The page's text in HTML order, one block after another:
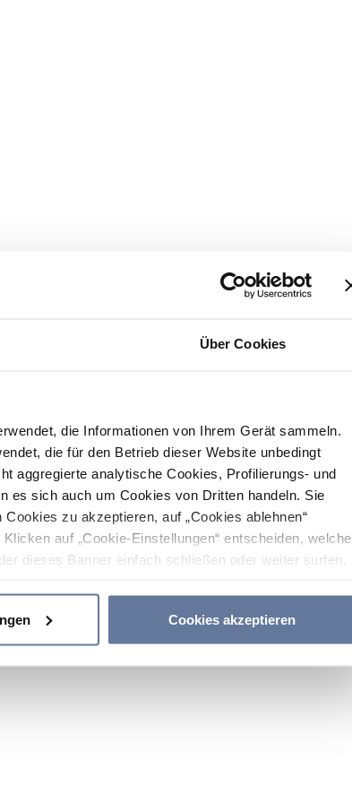
Über Cookies
die Informationen von Ihrem Gerät sammeln.
die für den Betrieb dieser Website unbedingt
aggregierte analytische Cookies, Profilierungs- und
es sich auch um Cookies von Dritten handeln. Sie
zu akzeptieren, auf „Cookies ablehnen“
auf „Cookie-Einstellungen“ entscheiden, welche
dieses Banner einfach schließen oder weiter surfen,
Cookies akzeptieren